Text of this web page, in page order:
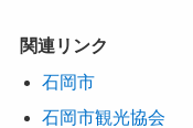
関連リンク
石岡市
石岡市観光協会